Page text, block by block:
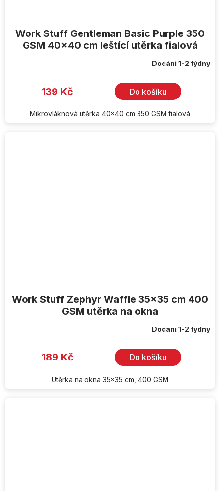
Work Stuff Gentleman Basic Purple 350
GSM 40x40 cm leštící utěrka fialová
Dodání 1-2 týdny
139 Kč Do košíku
Mikrovláknová utěrka 40x40 cm 350 GSM fialová
Work Stuff Zephyr Waffle 35x35 cm 400
GSM utěrka na okna
Dodání 1-2 týdny
189 Kč Do košíku
Utěrka na okna 35x35 cm, 400 GSM